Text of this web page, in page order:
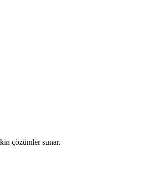
çözümler sunar.